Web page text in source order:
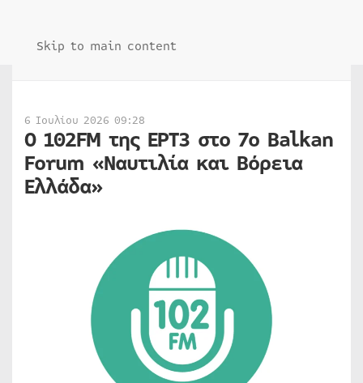
Skip to main content
6 Ιουλίου 2026 09:28
Ο 102FM της ΕΡΤ3 στο 7o Balkan
Forum «Ναυτιλία και Βόρεια
Ελλάδα»